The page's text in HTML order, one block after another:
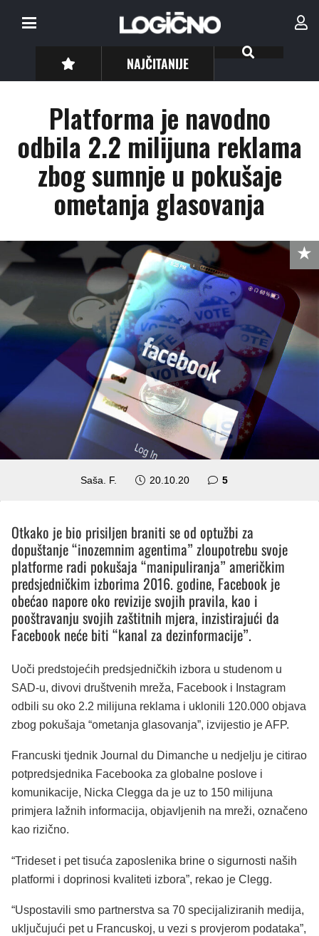
NAJČITANIJE
Platforma je navodno
odbila 2.2 milijuna reklama
zbog sumnje u pokušaje
ometanja glasovanja
Saša. F. 20.10.20 5komentara
Otkako je bio prisiljen braniti se od optužbi za
dopuštanje “inozemnim agentima” zloupotrebu svoje
platforme radi pokušaja “manipuliranja” američkim
predsjedničkim izborima 2016. godine, Facebook je
obećao napore oko revizije svojih pravila, kao i
pooštravanju svojih zaštitnih mjera, inzistirajući da
Facebook neće biti “kanal za dezinformacije”.
Uoči predstojećih predsjedničkih izbora u studenom u
SAD-u, divovi društvenih mreža, Facebook i Instagram
odbili su oko 2.2 milijuna reklama i uklonili 120.000 objava
zbog pokušaja “ometanja glasovanja”, izvijestio je AFP.
Francuski tjednik Journal du Dimanche u nedjelju je citirao
potpredsjednika Facebooka za globalne poslove i
komunikacije, Nicka Clegga da je uz to 150 milijuna
primjera lažnih informacija, objavljenih na mreži, označeno
kao rizično.
“Trideset i pet tisuća zaposlenika brine o sigurnosti naših
platformi i doprinosi kvaliteti izbora”, rekao je Clegg.
“Uspostavili smo partnerstva sa 70 specijaliziranih medija,
uključujući pet u Francuskoj, u vezi s provjerom podataka”,